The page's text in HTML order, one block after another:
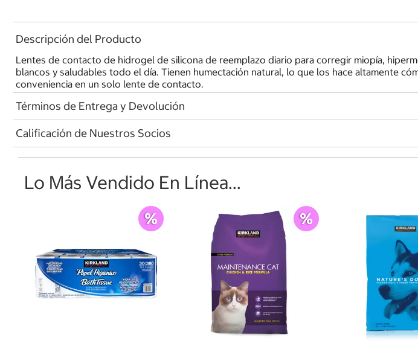
Descripción del Producto
Lentes de contacto de hidrogel de silicona de reemplazo diario para corregir miopía,
blancos y saludables todo el día. Tienen humectación natural, lo que los hace altamente
conveniencia en un solo lente de contacto.
Términos de Entrega y Devolución
Calificación de Nuestros Socios
Lo Más Vendido En Línea...